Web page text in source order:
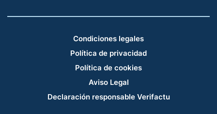
Condiciones legales
Política de privacidad
Política de cookies
Aviso Legal
Declaración responsable Verifactu